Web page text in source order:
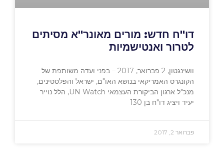
דו"ח חדש: מורים מאונר"א מסיתים
לטרור ואנטישמיות
וושינגטון, 2 פברואר, 2017 – בפני ועדה משותפת של
הקונגרס האמריקאי בנושא האו"ם, ישראל והפלסטינים,
מנכ"ל ארגון הביקורת העצמאי UN Watch, הלל נוייר
יעיד ויציג דו"ח בן 130
פברואר 2, 2017